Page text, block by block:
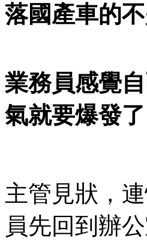
落國產車的
業務員感覺
氣就要爆發了
主管見狀，
員先回到辦